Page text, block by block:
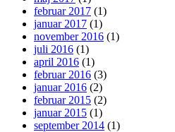
februar 2017 (1)
januar 2017 (1)
november 2016 (1)
juli 2016 (1)
april 2016 (1)
februar 2016 (3)
januar 2016 (2)
februar 2015 (2)
januar 2015 (1)
september 2014 (1)